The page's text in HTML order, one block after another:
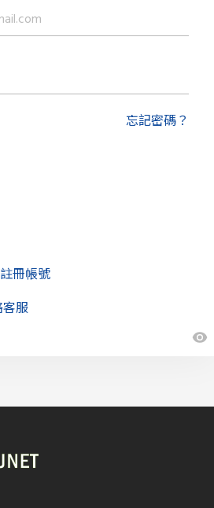
忘記密碼？
冊帳號
服